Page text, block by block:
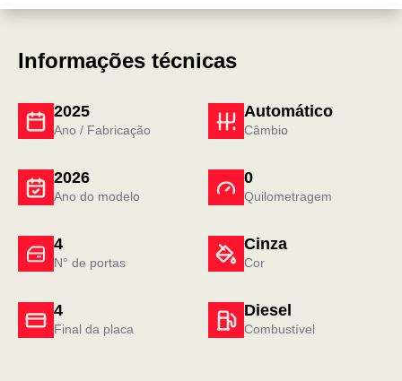
Informações técnicas
2025
Ano / Fabricação
Automático
Câmbio
4
N° de portas
Cinza
Cor
2026
Ano do modelo
0
Quilometragem
4
Final da placa
Diesel
Combustível